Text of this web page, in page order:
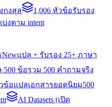
กงสุล
1,006 หัวข้อรับรอง
งตาม intent
Newแปล + รับรอง 25+ ภาษา
500 ข้อรวม 500 คำถามจริง
ข้อแปลเอกสารยอดนิยม500
AI Datasets (เปิด